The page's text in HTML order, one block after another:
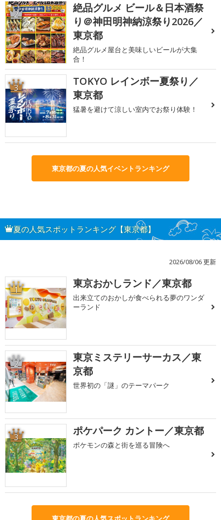
2
絶品グルメ ビール＆日本酒祭
り＠神田明神納涼祭り2026／
東京都
絶品グルメ屋台と美味しいビールが大集
合！
3
TOKYO レインボー夏祭り／
東京都
猛暑を避けて涼しい室内でお祭り体験！
東京都の夏の人気イベントランキング
夏の人気スポットランキング【東京都】
2026/08/06 更新
1 東京おかしランド／東京都
出来立てのおかしが食べられる夢のワンダ
ーランド
2
東京ミステリーサーカス／東
京都
世界初の「謎」のテーマパーク
3 ポケパーク カントー／東京都
ポケモンの森と街を巡る冒険へ
東京都の夏の人気スポットランキング